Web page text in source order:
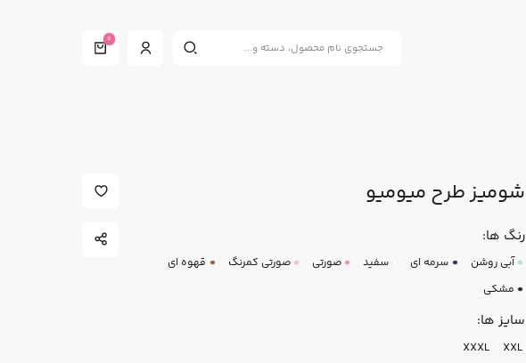
0
شومیز طرح میومیو
رنگ ها:
آبی روشن سرمه ای سفید صورتی صورتی کمرنگ
قهوه ای
مشکی
سایز ها:
XXL
XXXL